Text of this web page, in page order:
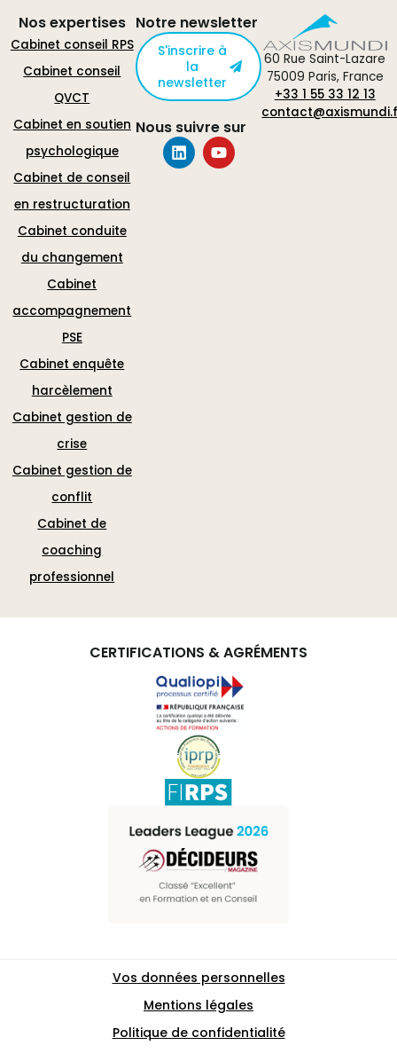
60 Rue Saint-Lazare
75009 Paris, France
+33 1 55 33 12 13
Nos expertises
Cabinet conseil RPS
Cabinet conseil
QVCT
Cabinet en soutien
psychologique
Cabinet de conseil
en restructuration
Cabinet conduite
du changement
Cabinet
accompagnement
PSE
Cabinet enquête
harcèlement
Cabinet gestion de
crise
Cabinet gestion de
conflit
Cabinet de
coaching
professionnel
Notre newsletter
S'inscrire à
la
newsletter
Nous suivre sur
CERTIFICATIONS & AGRÉMENTS
Vos données personnelles
Mentions légales
Politique de confidentialité